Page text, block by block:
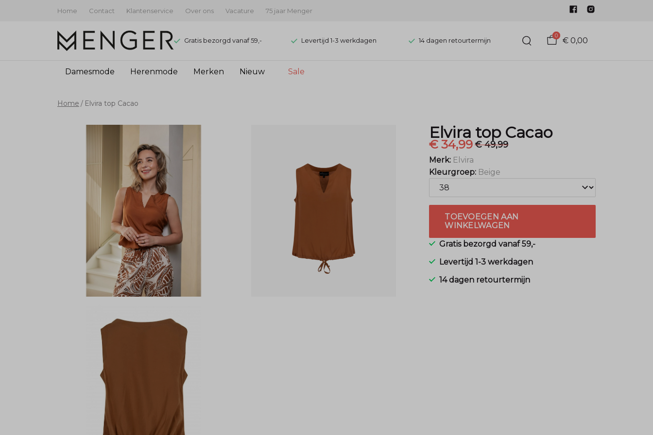
Home Contact Klantenservice Over ons Vacature 75 jaar Menger
Gratis bezorgd vanaf 59,- Levertijd 1-3 werkdagen 14 dagen retourtermijn
0
€ 0,00
Damesmode Herenmode Merken Nieuw Sale
ElviraHome Elvira top Cacao
Elvira top Cacao
€ 34,99€ 49,99
Merk: Elvira
Kleurgroep: Beige
TOEVOEGEN AAN
WINKELWAGEN
Gratis bezorgd vanaf 59,-
Levertijd 1-3 werkdagen
14 dagen retourtermijn